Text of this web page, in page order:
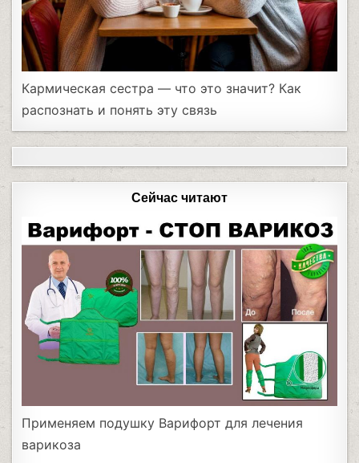
Кармическая сестра — что это значит? Как
распознать и понять эту связь
Сейчас читают
Применяем подушку Варифорт для лечения
варикоза